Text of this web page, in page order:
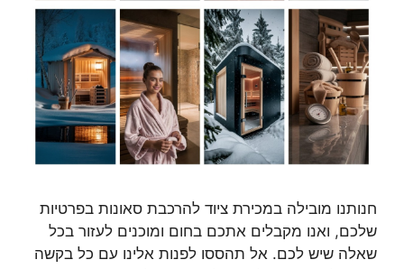
חנותנו מובילה במכירת ציוד להרכבת סאונות בפרטיות
שלכם, ואנו מקבלים אתכם בחום ומוכנים לעזור בכל
שאלה שיש לכם. אל תהססו לפנות אלינו עם כל בקשה